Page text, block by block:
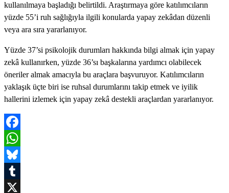
kullanılmaya başladığı belirtildi. Araştırmaya göre katılımcıların
yüzde 55’i ruh sağlığıyla ilgili konularda yapay zekâdan düzenli
veya ara sıra yararlanıyor.
Yüzde 37’si psikolojik durumları hakkında bilgi almak için yapay
zekâ kullanırken, yüzde 36’sı başkalarına yardımcı olabilecek
öneriler almak amacıyla bu araçlara başvuruyor. Katılımcıların
yaklaşık üçte biri ise ruhsal durumlarını takip etmek ve iyilik
hallerini izlemek için yapay zekâ destekli araçlardan yararlanıyor.
Facebook
WhatsApp
Bluesky
Tumblr